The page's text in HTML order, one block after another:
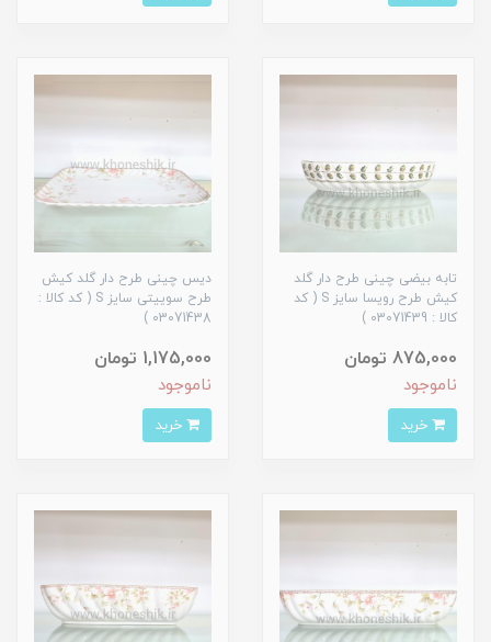
تابه بیضی چینی طرح دار گلد
کیش طرح رویسا سایز S ( کد
کالا : 03071439 )
875,000 تومان
ناموجود
دیس چینی طرح دار گلد کیش
طرح سوییتی سایز S ( کد کالا :
03071438 )
1,175,000 تومان
ناموجود